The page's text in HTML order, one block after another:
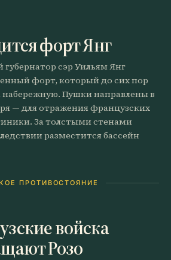
форт Янг
губернатор сэр Уильям Янг
форт, который до сих пор
Пушки направлены в
— для отражения французских
За толстыми стенами
разместится бассейн
ПРОТИВОСТОЯНИЕ
войска
Розо